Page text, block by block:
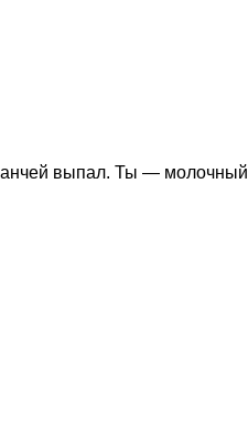
выпал. Ты —